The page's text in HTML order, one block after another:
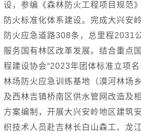
设，参编《森林防火工程项目规范
防火标准化体系建设。完成大兴安
防火应急道路308条，总里程2031
服务国有林区改革发展。结合重点
程建设协会“2023年团体标准立项
林场防火应急训练基地（漠河林场
及西林吉镇桥南区供水管网改造及
方案编制，开展大兴安岭地区建筑
织技术人员赴吉林长白山森工、龙